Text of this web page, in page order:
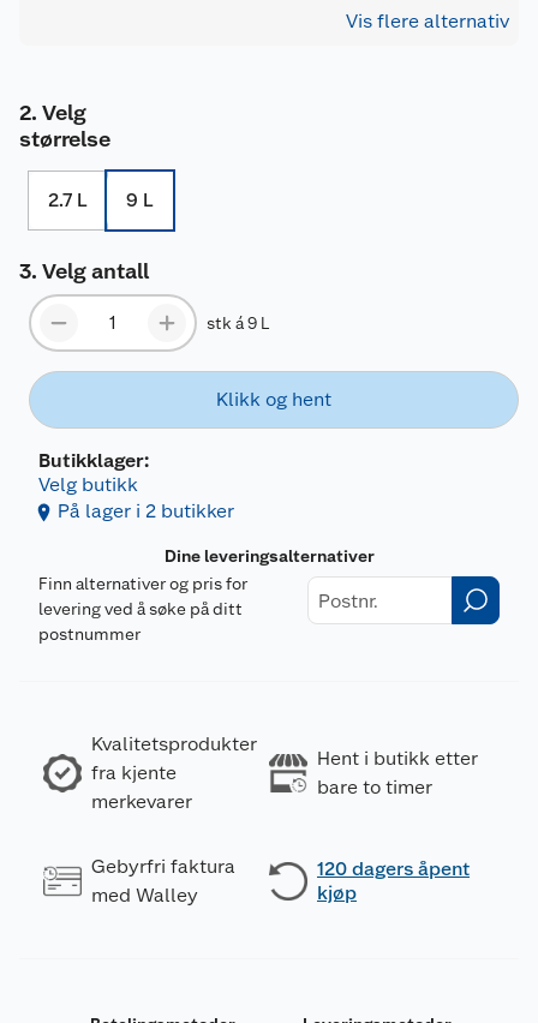
Vis flere alternativ
Velg
størrelse
2.7 L 9 L
Velg antall
stk á 9 L
Klikk og hent
Butikklager:
Velg butikk
På lager i 2 butikker
Dine leveringsalternativer
Finn alternativer og pris for
levering ved å søke på ditt
postnummer
Kvalitetsprodukter
fra kjente
merkevarer
Hent i butikk etter
bare to timer
Gebyrfri faktura
med Walley
120 dagers åpent
kjøp